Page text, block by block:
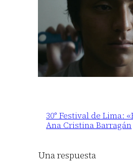
30° Festival de Lima:
Ana Cristina Barragán
Una respuesta